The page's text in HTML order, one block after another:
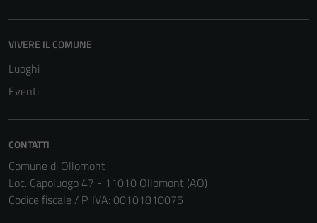
VIVERE IL COMUNE
Luoghi
Eventi
CONTATTI
Comune di Ollomont
Loc. Capoluogo 47 - 11010 Ollomont (AO)
Codice fiscale / P. IVA: 00101810075
funzionamento
del sito e non